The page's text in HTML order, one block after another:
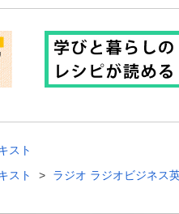
スト
スト ラジオ ラジオビジネス